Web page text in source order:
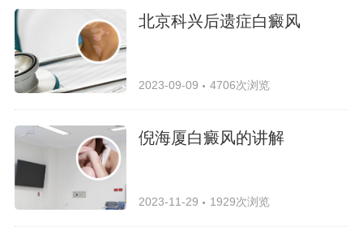
北京科兴后遗症白癜风
2023-09-09 4706次浏览
倪海厦白癜风的讲解
2023-11-29 1929次浏览